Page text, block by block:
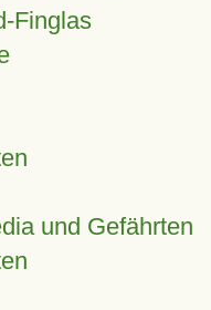
Finglas
und Gefährten